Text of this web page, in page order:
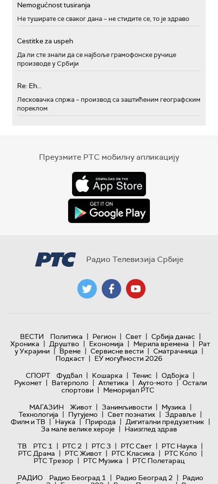
Nemogućnost tusiranja
Не туширате се сваког дана – не стидите се, то је здраво
Cestitke za uspeh
Да ли сте знали да се најбоље грамофонске ручице
производе у Србији
Re: Eh...
Лесковачка спржа – производ са заштићеним географским
пореклом
Преузмите РТС мобилну апликацију
Радио Телевизија Србије
ВЕСТИ Политика | Регион | Свет | Србија данас |
Хроника | Друштво | Економија | Мерила времена | Рат
у Украјини | Време | Сервисне вести | Сматрачница |
Подкаст | ЕУ могућности 2026
СПОРТ
Фудбал | Кошарка | Тенис | Одбојка |
Рукомет | Ватерполо | Атлетика | Ауто-мото | Остали
спортови | Меморијал РТС
МАГАЗИН
Живот | Занимљивости | Музика |
Технологијa | Путујемо | Свет познатих | Здравље |
Филм и ТВ | Наука | Природа | Дигитални предузетник |
За мале велике хероје | Наизглед здрав
ТВ
РТС 1 | РТС 2 | РТС 3 | РТС Свет | РТС Наука |
РТС Драма | РТС Живот | РТС Класика | РТС Коло |
РТС Трезор | РТС Музика | РТС Полетарац
РАДИО
Радио Београд 1 | Радио Београд 2 | Радио